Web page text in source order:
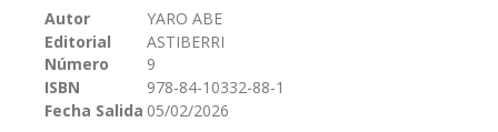
galería
imágenes
Autor
YARO ABE
Editorial
ASTIBERRI
Número
9
ISBN
978-84-10332-88-1
Fecha Salida 05/02/2026